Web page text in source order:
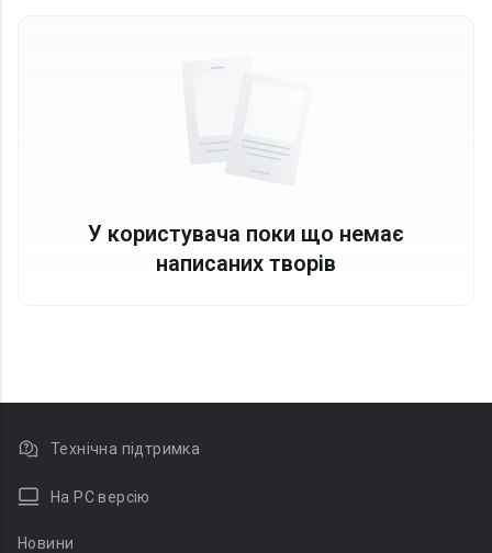
У користувача поки що немає
написаних творів
Технічна підтримка
На PC версію
Новини